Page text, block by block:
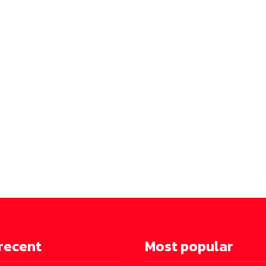
Most popular